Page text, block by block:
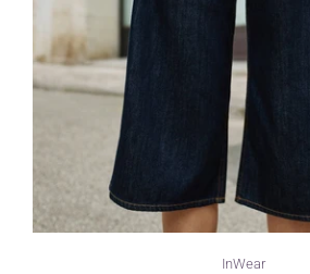
InWear